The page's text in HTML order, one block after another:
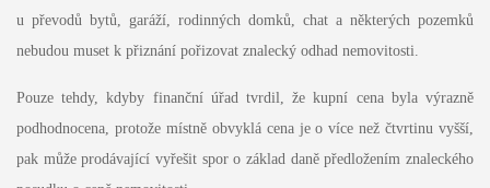
u převodů bytů, garáží, rodinných domků, chat a některých pozemků
nebudou muset k přiznání pořizovat znalecký odhad nemovitosti.
Pouze tehdy, kdyby finanční úřad tvrdil, že kupní cena byla výrazně
podhodnocena, protože místně obvyklá cena je o více než čtvrtinu vyšší,
pak může prodávající vyřešit spor o základ daně předložením znaleckého